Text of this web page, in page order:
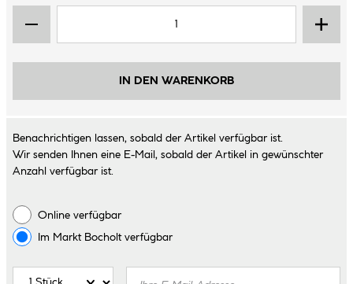
IN DEN WARENKORB
Benachrichtigen lassen, sobald der Artikel verfügbar ist.
Wir senden Ihnen eine E-Mail, sobald der Artikel in gewünschter
Anzahl verfügbar ist.
Online verfügbar
Im Markt Bocholtverfügbar